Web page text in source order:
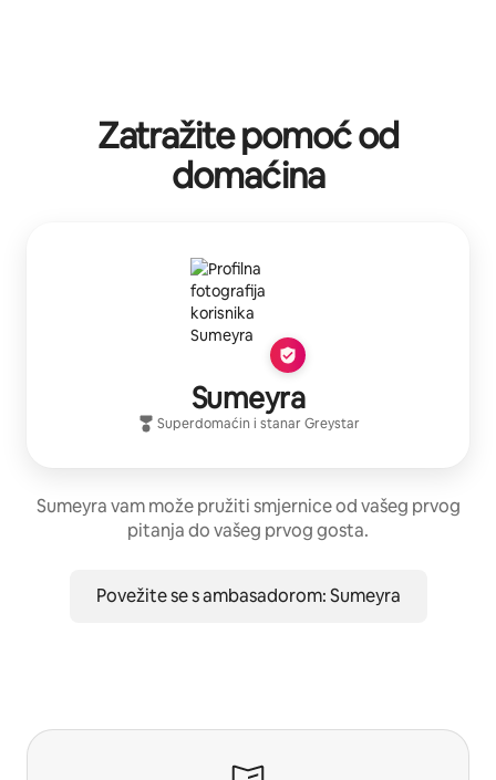
Zatražite pomoć od
domaćina
Sumeyra
Superdomaćin i stanarGreystar
Sumeyra vam može pružiti smjernice od vašeg prvog
pitanja do vašeg prvog gosta.
Povežite se s ambasadorom: Sumeyra